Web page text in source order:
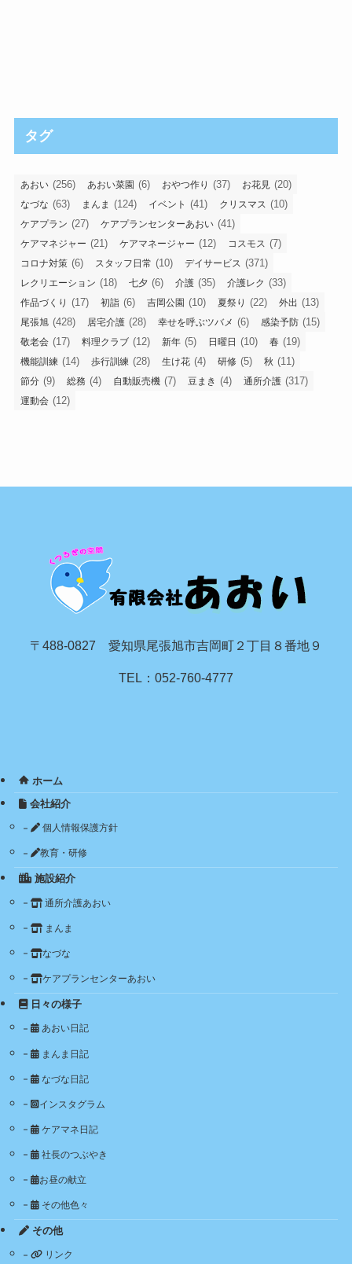
タグ
あおい (256) あおい菜園 (6) おやつ作り (37) お花見 (20)
なづな (63) まんま (124) イベント (41) クリスマス (10)
ケアプラン (27) ケアプランセンターあおい (41)
ケアマネジャー (21) ケアマネージャー (12) コスモス (7)
コロナ対策 (6) スタッフ日常 (10) デイサービス (371)
レクリエーション (18) 七夕 (6) 介護 (35) 介護レク (33)
作品づくり (17) 初詣 (6) 吉岡公園 (10) 夏祭り (22) 外出 (13)
尾張旭 (428) 居宅介護 (28) 幸せを呼ぶツバメ (6) 感染予防 (15)
敬老会 (17) 料理クラブ (12) 新年 (5) 日曜日 (10) 春 (19)
機能訓練 (14) 歩行訓練 (28) 生け花 (4) 研修 (5) 秋 (11)
節分 (9) 総務 (4) 自動販売機 (7) 豆まき (4) 通所介護 (317)
運動会 (12)
〒488-0827 愛知県尾張旭市吉岡町２丁目８番地９
TEL：052-760-4777
ホーム
会社紹介
個人情報保護方針
教育・研修
施設紹介
通所介護あおい
まんま
なづな
ケアプランセンターあおい
日々の様子
あおい日記
まんま日記
なづな日記
インスタグラム
ケアマネ日記
社長のつぶやき
お昼の献立
その他色々
その他
リンク